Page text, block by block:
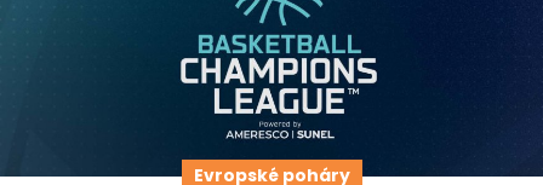
Evropské poháry